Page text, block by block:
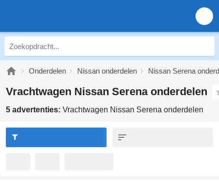
Onderdelen Nissan onderdelen Nissan Serena
Vrachtwagen Nissan Serena onderdelen
5 advertenties: Vrachtwagen Nissan Serena onderdelen